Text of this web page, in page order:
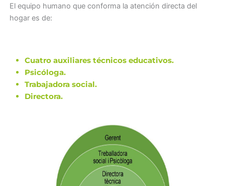
El equipo humano que conforma la atención directa del
hogar es de:
Cuatro auxiliares técnicos educativos.
Psicóloga.
Trabajadora social.
Directora.